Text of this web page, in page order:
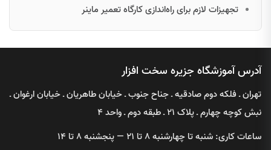
تجهیزات لازم برای راه‌اندازی کارگاه تعمیر ماینر
آدرس آموزشگاه جزیره سخت افزار
تهران ـ فلکه دوم صادقیه ـ جناح جنوب ـ خیابان طاهریان ـ خیابان ارغوان ـ
نبش کوچه چهارم ـ پلاک ۲۱ ـ طبقه دوم ـ واحد ۴
ساعات کاری: شنبه تا چهارشنبه ۸ تا ۲۱ — پنجشنبه ۸ تا ۱۴